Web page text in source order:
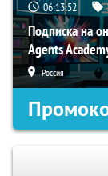
06:13:51
Подписка на
Agents
Россия